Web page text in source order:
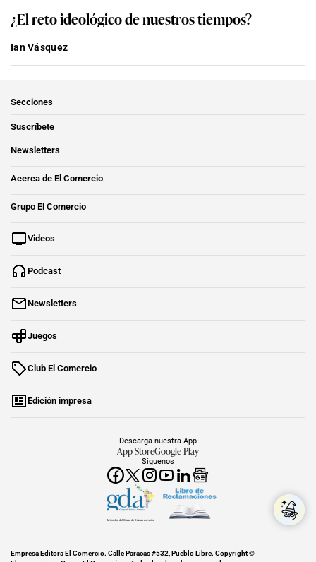
¿El reto ideológico de nuestros tiempos?
Ian Vásquez
Secciones
Suscríbete
Newsletters
Acerca de El Comercio
Grupo El Comercio
Videos
Podcast
Newsletters
Juegos
Club El Comercio
Edición impresa
Síguenos
Descarga nuestra App
App StoreGoogle Play
Miembro del Grupo de Diarios América
Empresa Editora El Comercio. Calle Paracas #532, Pueblo Libre. Copyright ©